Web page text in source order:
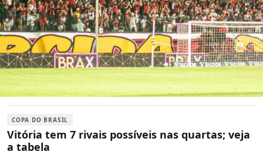
COPA DO BRASIL
Vitória tem 7 rivais possíveis nas quartas; veja
a tabela